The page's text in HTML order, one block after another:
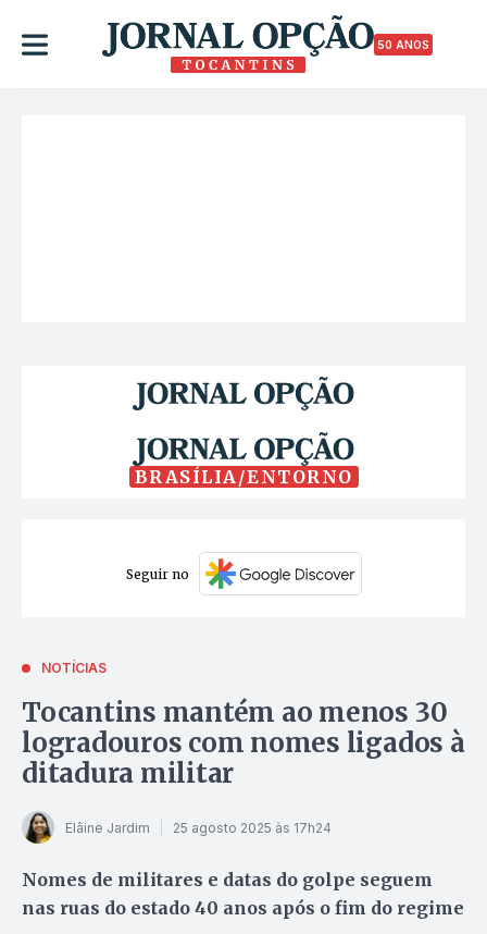
50 ANOS
BRASÍLIA/ENTORNO
Seguir no
NOTÍCIAS
Tocantins mantém ao menos 30
logradouros com nomes ligados à
ditadura militar
Elâine Jardim 25 agosto 2025 às 17h24
Nomes de militares e datas do golpe seguem
nas ruas do estado 40 anos após o fim do regime